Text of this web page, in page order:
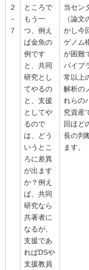
２
－
７
ところで
もう一
つ、例え
ば金魚の
例です
と、共同
研究とし
てやるの
と、支援
としてや
るので
は、どう
いうとこ
ろに差異
が出ます
か？例え
ば、共同
研究なら
共著者に
なるが、
支援であ
ればDSや
支援教員
当セン
（論
かし今
ゲノム
が困難
パイプ
常以上
解析の
れらの
究資産
回ほど
長の判
ます。